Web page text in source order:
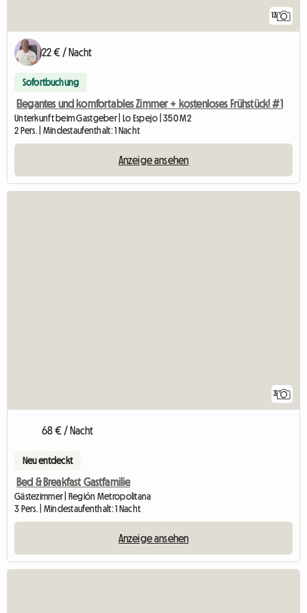
13
22 € / Nacht
Sofortbuchung
Elegantes und komfortables Zimmer + kostenloses Frühstück! #1
Unterkunft beim Gastgeber | Lo Espejo | 350 M2
2 Pers. | Mindestaufenthalt: 1 Nacht
Anzeige ansehen
3
68 € / Nacht
Neu entdeckt
Bed & Breakfast Gastfamilie
Gästezimmer | Región Metropolitana
3 Pers. | Mindestaufenthalt: 1 Nacht
Anzeige ansehen